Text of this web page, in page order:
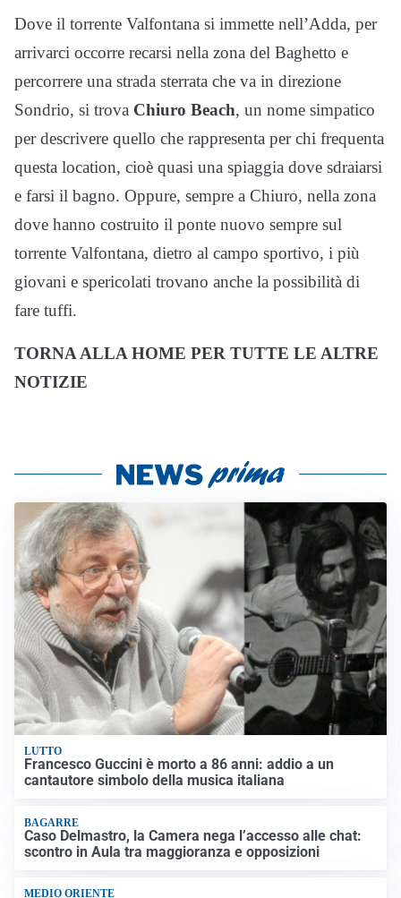
Dove il torrente Valfontana si immette nell’Adda, per
arrivarci occorre recarsi nella zona del Baghetto e
percorrere una strada sterrata che va in direzione
Sondrio, si trova Chiuro Beach, un nome simpatico
per descrivere quello che rappresenta per chi frequenta
questa location, cioè quasi una spiaggia dove sdraiarsi
e farsi il bagno. Oppure, sempre a Chiuro, nella zona
dove hanno costruito il ponte nuovo sempre sul
torrente Valfontana, dietro al campo sportivo, i più
giovani e spericolati trovano anche la possibilità di
fare tuffi.
TORNA ALLA HOME PER TUTTE LE ALTRE
NOTIZIE
LUTTO
Francesco Guccini è morto a 86 anni: addio a un
cantautore simbolo della musica italiana
BAGARRE
Caso Delmastro, la Camera nega l’accesso alle chat:
scontro in Aula tra maggioranza e opposizioni
MEDIO ORIENTE